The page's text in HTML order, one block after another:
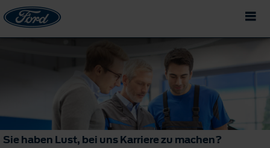
Sie haben Lust, bei uns Karriere zu machen?